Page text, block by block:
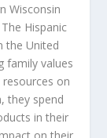
Wisconsin
Hispanic
the United
family values
on
they spend
in their